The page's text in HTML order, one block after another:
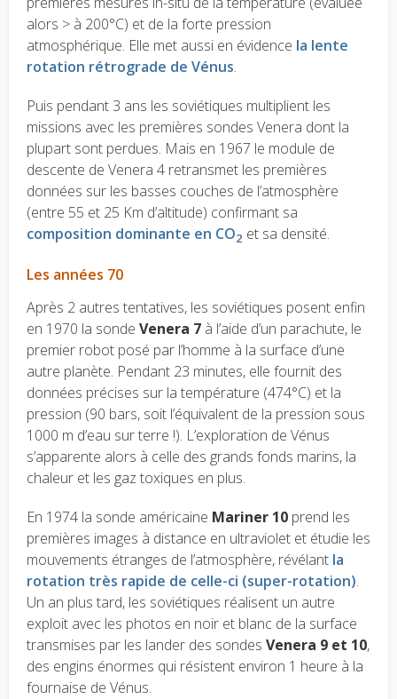
alors > à 200°C) et de la forte pression
atmosphérique. Elle met aussi en évidence la lente
rotation rétrograde de Vénus.
Puis pendant 3 ans les soviétiques multiplient les
missions avec les premières sondes Venera dont la
plupart sont perdues. Mais en 1967 le module de
descente de Venera 4 retransmet les premières
données sur les basses couches de l’atmosphère
(entre 55 et 25 Km d’altitude) confirmant sa
composition dominante en CO2 et sa densité.
Les années 70
Après 2 autres tentatives, les soviétiques posent enfin
en 1970 la sonde Venera 7 à l’aide d’un parachute, le
premier robot posé par l’homme à la surface d’une
autre planète. Pendant 23 minutes, elle fournit des
données précises sur la température (474°C) et la
pression (90 bars, soit l’équivalent de la pression sous
1000 m d’eau sur terre !). L’exploration de Vénus
s’apparente alors à celle des grands fonds marins, la
chaleur et les gaz toxiques en plus.
En 1974 la sonde américaine Mariner 10 prend les
premières images à distance en ultraviolet et étudie les
mouvements étranges de l’atmosphère, révélant la
rotation très rapide de celle-ci (super-rotation).
Un an plus tard, les soviétiques réalisent un autre
exploit avec les photos en noir et blanc de la surface
transmises par les lander des sondes Venera 9 et 10,
des engins énormes qui résistent environ 1 heure à la
fournaise de Vénus.